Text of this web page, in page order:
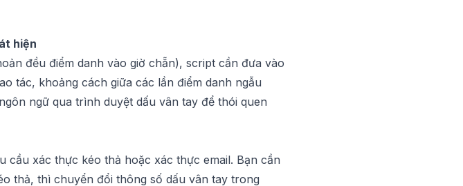
hiện
đều điểm danh vào giờ chẵn), script cần đưa vào
tác, khoảng cách giữa các lần điểm danh ngẫu
ngữ qua trình duyệt dấu vân tay để thói quen
cầu xác thực kéo thả hoặc xác thực email. Bạn cần
thả, thì chuyển đổi thông số dấu vân tay trong